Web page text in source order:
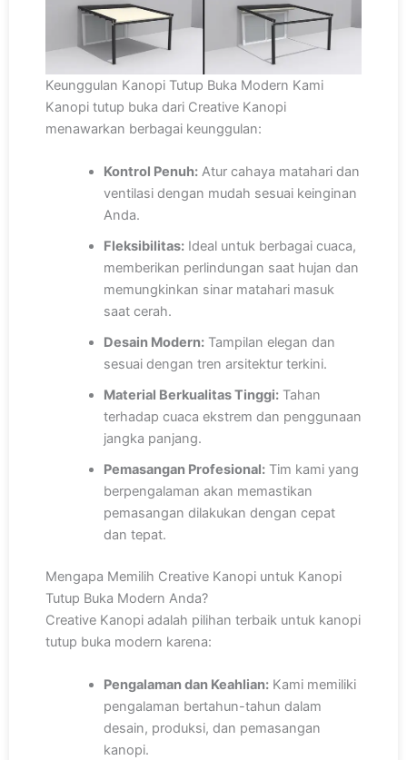
Keunggulan Kanopi Tutup Buka Modern Kami
Kanopi tutup buka dari Creative Kanopi
menawarkan berbagai keunggulan:
Kontrol Penuh:Atur cahaya matahari dan
ventilasi dengan mudah sesuai keinginan
Anda.
Fleksibilitas:Ideal untuk berbagai cuaca,
memberikan perlindungan saat hujan dan
memungkinkan sinar matahari masuk
saat cerah.
Desain Modern:Tampilan elegan dan
sesuai dengan tren arsitektur terkini.
Material Berkualitas Tinggi:Tahan
terhadap cuaca ekstrem dan penggunaan
jangka panjang.
Pemasangan Profesional:Tim kami yang
berpengalaman akan memastikan
pemasangan dilakukan dengan cepat
dan tepat.
Mengapa Memilih Creative Kanopi untuk Kanopi
Tutup Buka Modern Anda?
Creative Kanopi adalah pilihan terbaik untuk kanopi
tutup buka modern karena:
Pengalaman dan Keahlian:Kami memiliki
pengalaman bertahun-tahun dalam
desain, produksi, dan pemasangan
kanopi.